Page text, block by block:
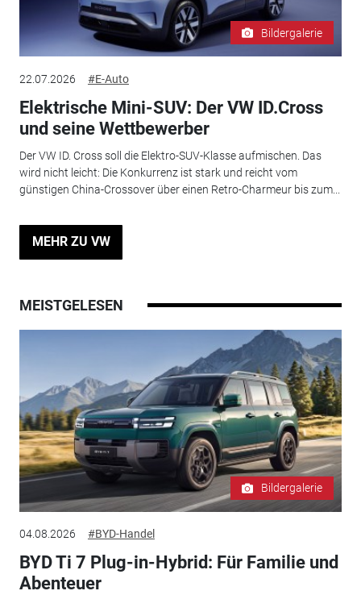
Bildergalerie
22.07.2026 #E-Auto
Elektrische Mini-SUV: Der VW ID.Cross
und seine Wettbewerber
Der VW ID. Cross soll die Elektro-SUV-Klasse aufmischen. Das
wird nicht leicht: Die Konkurrenz ist stark und reicht vom
günstigen China-Crossover über einen Retro-Charmeur bis zum...
MEHR ZU VW
MEISTGELESEN
Bildergalerie
04.08.2026 #BYD-Handel
BYD Ti 7 Plug-in-Hybrid: Für Familie und
Abenteuer